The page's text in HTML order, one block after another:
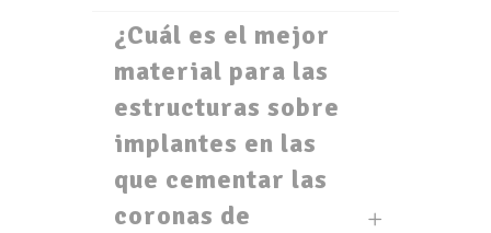
¿Cuál es el mejor
material para las
estructuras sobre
implantes en las
que cementar las
coronas de